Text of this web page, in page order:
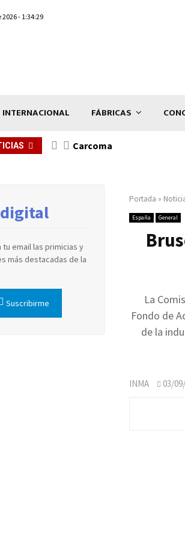
- 1:34:29
INTERNACIONAL FÁBRICAS
Carcoma
Portada »
España General
La
Fondo de
de la
INMA 03/
email las primicias y
más destacadas de la
Suscribirme